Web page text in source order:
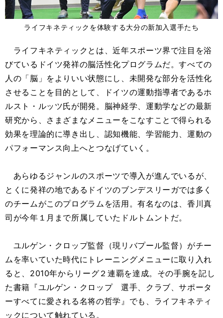
ライフキネティックを体験する大分の新加入選手たち
ライフキネティックとは、近年スポーツ界で注目を浴
びているドイツ発祥の脳活性化プログラムだ。すべての
人の「脳」をよりいい状態にし、未開発な部分を活性化
させることを目的として、ドイツの運動指導者であるホ
ルスト・ルッツ氏が開発。脳神経学、運動学などの最新
研究から、さまざまなメニューをこなすことで得られる
効果を理論的に導き出し、認知機能、学習能力、運動の
パフォーマンス向上へとつなげていく。
あらゆるジャンルのスポーツで導入が進んでいるが、
とくに発祥の地であるドイツのブンデスリーガでは多く
のチームがこのプログラムを活用。有名なのは、香川真
司が今年１月まで所属していたドルトムントだ。
ユルゲン・クロップ監督（現リバプール監督）がチー
ムを率いていた時代にトレーニングメニューに取り入れ
ると、2010年からリーグ２連覇を達成。その手腕を記し
た書籍『ユルゲン・クロップ 選手、クラブ、サポータ
ーすべてに愛される名将の哲学』でも、ライフキネティ
ックについて触れている。